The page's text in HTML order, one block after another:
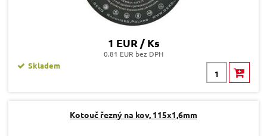
1 EUR / Ks
0.81 EUR bez DPH
Skladem
Kotouč řezný na kov, 115x1,6mm